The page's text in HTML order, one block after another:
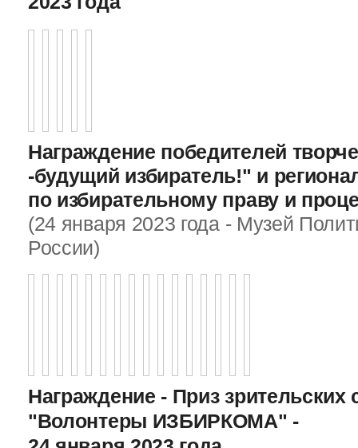
Награждение победителей
-будущий избиратель!" и
по избирательному праву и
(24 января 2023 года - Музей
России)
Награждение - Приз зрительских
"Волонтеры ИЗБИРКОМА" -